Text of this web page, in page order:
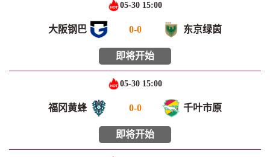
05-30 15:00
大阪钢巴 0-0 东京绿茵
即将开始
05-30 15:00
福冈黄蜂 0-0 千叶市原
即将开始